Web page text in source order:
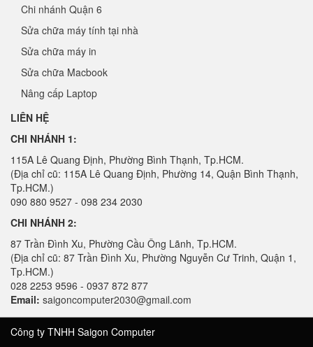
Chi nhánh Quận 6
Sửa chữa máy tính tại nhà
Sửa chữa máy in
Sửa chữa Macbook
Nâng cấp Laptop
LIÊN HỆ
CHI NHÁNH 1:
115A Lê Quang Định, Phường Bình Thạnh, Tp.HCM.
(Địa chỉ cũ: 115A Lê Quang Định, Phường 14, Quận Bình Thạnh,
Tp.HCM.)
090 880 9527 - 098 234 2030
CHI NHÁNH 2:
87 Trần Đình Xu, Phường Cầu Ông Lãnh, Tp.HCM.
(Địa chỉ cũ: 87 Trần Đình Xu, Phường Nguyễn Cư Trinh, Quận 1,
Tp.HCM.)
028 2253 9596 - 0937 872 877
Email: saigoncomputer2030@gmail.com
Công ty TNHH Saigon Computer